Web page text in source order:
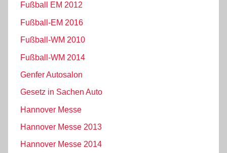
Fußball EM 2012
Fußball-EM 2016
Fußball-WM 2010
Fußball-WM 2014
Genfer Autosalon
Gesetz in Sachen Auto
Hannover Messe
Hannover Messe 2013
Hannover Messe 2014